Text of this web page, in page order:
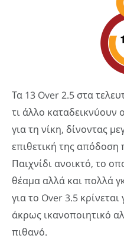
Τα 13 Over 2.5 στα
τι άλλο καταδεικνύουν
για τη νίκη, δίνοντας
επιθετική της απόδοση
Παιχνίδι ανοικτό, το
θέαμα αλλά και πολλά
για το Over 3.5
άκρως ικανοποιητικό
πιθανό.